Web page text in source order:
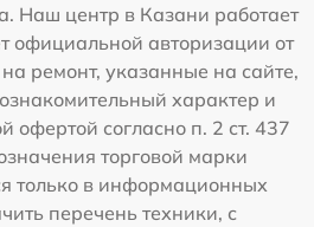
Наш центр в Казани работает
официальной авторизации от
ремонт, указанные на сайте,
характер и
офертой согласно п. 2 ст. 437
торговой марки
только в информационных
перечень техники, с